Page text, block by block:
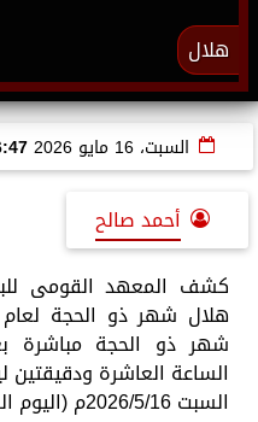
هلال
السبت، 16 مايو 2026
أحمد صالح
كشف المعهد القومى
شهر ذو الحجة مباشرة
الساعة العاشرة ودقيقتين
السبت 2026/5/16م (اليوم السابق ليوم الرؤية).